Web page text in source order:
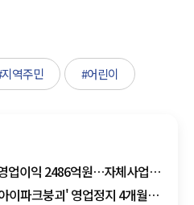
역주민 #어린이
업이익 2486억원…자체사업
이파크붕괴' 영업정지 4개월